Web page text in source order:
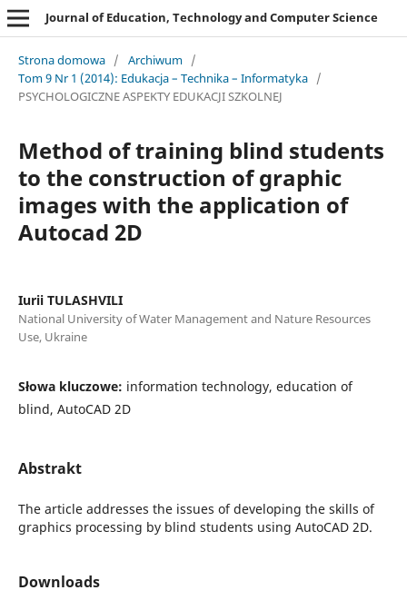
Journal of Education, Technology and Computer Science
Strona domowa / Archiwum /
Tom 9 Nr 1 (2014): Edukacja – Technika – Informatyka /
PSYCHOLOGICZNE ASPEKTY EDUKACJI SZKOLNEJ
Method of training blind students
to the construction of graphic
images with the application of
Autocad 2D
Iurii TULASHVILI
National University of Water Management and Nature Resources
Use, Ukraine
Słowa kluczowe: information technology, education of
blind, AutoCAD 2D
Abstrakt
The article addresses the issues of developing the skills of
graphics processing by blind students using AutoCAD 2D.
Downloads